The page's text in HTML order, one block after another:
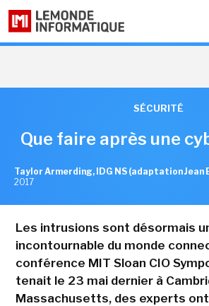
SÉCURITÉ
Que faire après une
Taylor Armerding, IDG NS (adaptation Jean
2017
Les intrusions sont désormais
incontournable du monde
conférence MIT Sloan CIO
tenait le 23 mai dernier à
Massachusetts, des experts